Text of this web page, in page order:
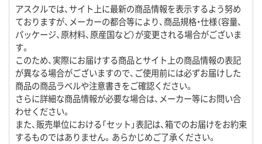
アスクルでは、サイト上に最新の商品情報を表示するよう努め
ておりますが、メーカーの都合等により、商品規格・仕様（容量、
パッケージ、原材料、原産国など）が変更される場合がございま
す。
このため、実際にお届けする商品とサイト上の商品情報の表記
が異なる場合がございますので、ご使用前には必ずお届けした
商品の商品ラベルや注意書きをご確認ください。
さらに詳細な商品情報が必要な場合は、メーカー等にお問い合
わせください。
また、販売単位における「セット」表記は、箱でのお届けをお約束
するものではありません。あらかじめご了承ください。